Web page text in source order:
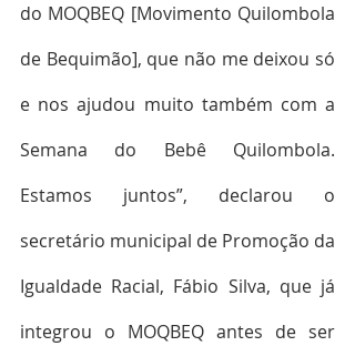
do MOQBEQ [Movimento Quilombola
de Bequimão], que não me deixou só
e nos ajudou muito também com a
Semana do Bebê Quilombola.
Estamos juntos”, declarou o
secretário municipal de Promoção da
Igualdade Racial, Fábio Silva, que já
integrou o MOQBEQ antes de ser